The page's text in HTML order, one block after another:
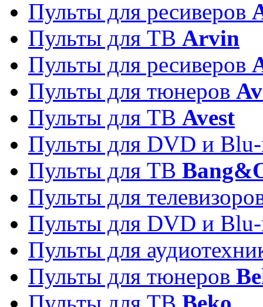
Пульты для ресиверов
Пульты для ТВ Arvin
Пульты для ресиверов
Пульты для тюнеров
Пульты для ТВ Avest
Пульты для DVD и
Пульты для ТВ
Пульты для
Пульты для DVD и
Пульты для
Пульты для тюнеров